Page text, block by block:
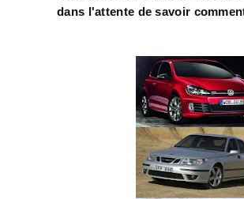
dans l'attente de savoir